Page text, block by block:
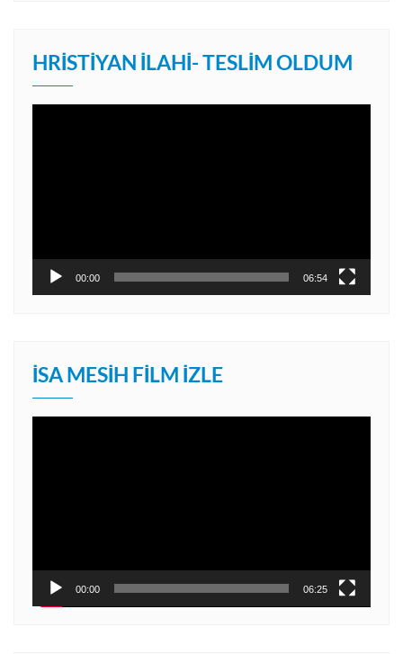
HRISTIYAN İLAHI- TESLIM OLDUM
00:00 06:54
İSA MESIH FILM İZLE
00:00 06:25